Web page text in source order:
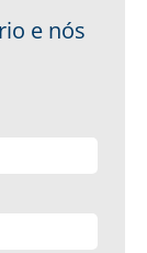
e nós